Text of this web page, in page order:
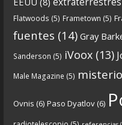
Crónicas
5 years ago
Descarga el
CdN 6x01 – Las
Iniciamos una
Flatwoods (5) Frametown (5)
fuentes (14) Gray
Sanderson (5) iVoox (13)
Male Magazine (5) misterio
Ovnis (6) Paso Dyatlov (6)